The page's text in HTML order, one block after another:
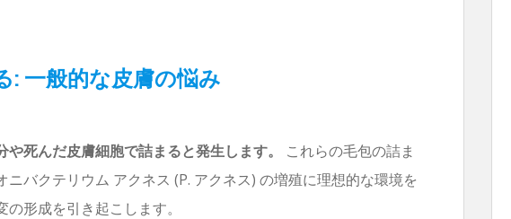
: 一般的な皮膚の悩み
死んだ皮膚細胞で詰まると発生します。
これらの毛包の詰ま
ニバクテリウム アクネス (P. アクネス) の増殖に理想的な環境を
形成を引き起こします。